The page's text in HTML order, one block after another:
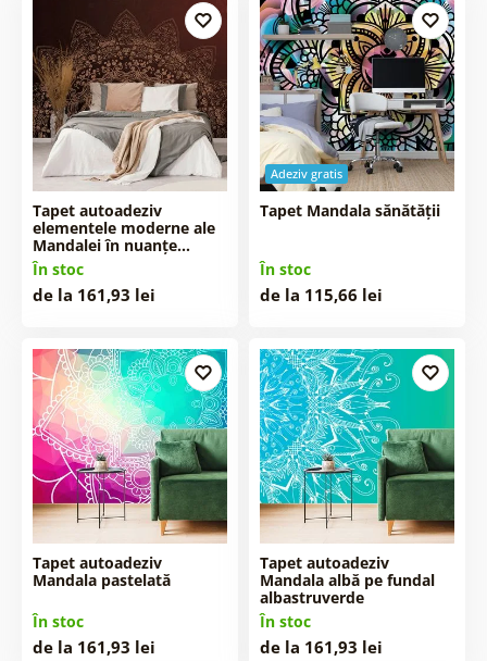
Tapet autoadeziv
elementele moderne ale
Mandalei în nuanțe…
În stoc
de la 161,93 lei
Adeziv gratis
Tapet Mandala sănătății
În stoc
de la 115,66 lei
Tapet autoadeziv
Mandala pastelată
În stoc
de la 161,93 lei
Tapet autoadeziv
Mandala albă pe fundal
albastruverde
În stoc
de la 161,93 lei